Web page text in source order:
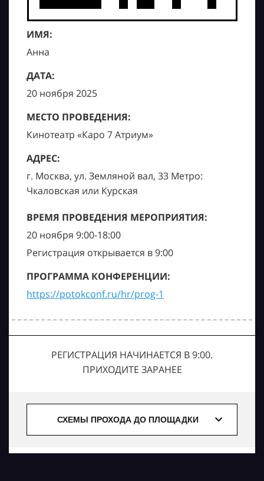
ИМЯ:
Анна
ДАТА:
20 ноября 2025
МЕСТО ПРОВЕДЕНИЯ:
Кинотеатр «Каро 7 Атриум»
АДРЕС:
г. Москва, ул. Земляной вал, 33 Метро:
Чкаловская или Курская
ВРЕМЯ ПРОВЕДЕНИЯ МЕРОПРИЯТИЯ:
20 ноября 9:00-18:00
Регистрация открывается в 9:00
ПРОГРАММА КОНФЕРЕНЦИИ:
https://potokconf.ru/hr/prog-1
РЕГИСТРАЦИЯ НАЧИНАЕТСЯ В 9:00.
ПРИХОДИТЕ ЗАРАНЕЕ
СХЕМЫ ПРОХОДА ДО ПЛОЩАДКИ